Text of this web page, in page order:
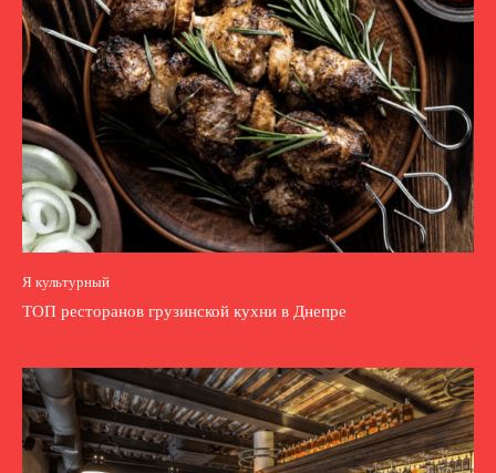
Я культурный
ТОП ресторанов грузинской кухни в Днепре